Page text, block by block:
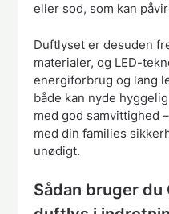
eller sod, som kan
Duftlyset er desuden
materialer, og LED-
energiforbrug og lang
både kan nyde
med god samvittighed
med din families
unødigt.
Sådan bruger du